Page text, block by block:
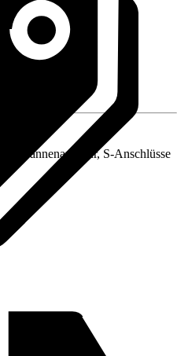
Badewannenarmatur, S-Anschlüsse